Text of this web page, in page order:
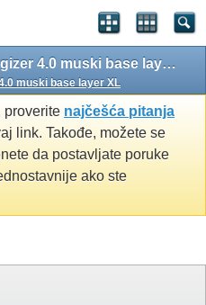
Prodajem X-BIONIC Energizer 4.0 muski base layer XL
muski base layer XL
proverite najčešća pitanja
link. Takođe, možete se
da postavljate poruke
ako ste